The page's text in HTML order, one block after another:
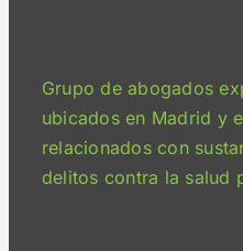
Grupo de abogados
ubicados en Madrid y
relacionados con
delitos contra la salud